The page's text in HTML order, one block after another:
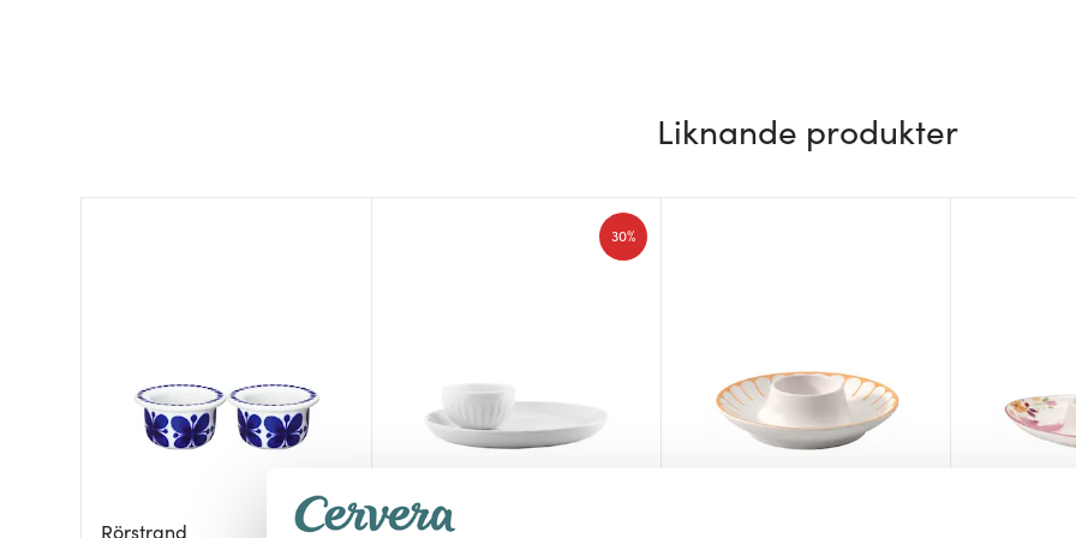
Liknande produkter
Rörstrand Eva Trio
30%